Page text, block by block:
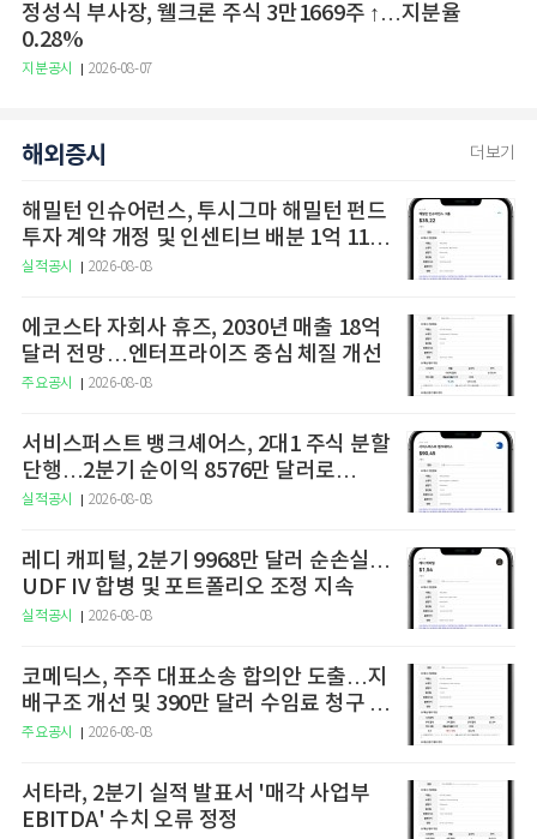
정성식 부사장, 웰크론 주식 3만1669주 ↑…지분율
0.28%
지분공시 2026-08-07
해외증시 더보기
해밀턴 인슈어런스, 투시그마 해밀턴 펀드
투자 계약 개정 및 인센티브 배분 1억 1102
만 달러 기록
실적공시 2026-08-08
에코스타 자회사 휴즈, 2030년 매출 18억
달러 전망…엔터프라이즈 중심 체질 개선
주요공시 2026-08-08
서비스퍼스트 뱅크셰어스, 2대1 주식 분할
단행…2분기 순이익 8576만 달러로
39.7% 급증
실적공시 2026-08-08
레디 캐피털, 2분기 9968만 달러 순손실…
UDF IV 합병 및 포트폴리오 조정 지속
실적공시 2026-08-08
코메딕스, 주주 대표소송 합의안 도출…지
배구조 개선 및 390만 달러 수임료 청구 예
정
주요공시 2026-08-08
서타라, 2분기 실적 발표서 '매각 사업부
EBITDA' 수치 오류 정정